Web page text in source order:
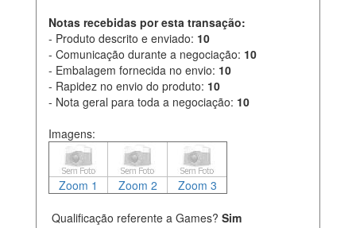
Notas recebidas por esta transação:
- Produto descrito e enviado: 10
- Comunicação durante a negociação: 10
- Embalagem fornecida no envio: 10
- Rapidez no envio do produto: 10
- Nota geral para toda a negociação: 10
Imagens:
Zoom 1 Zoom 2 Zoom 3
Qualificação referente a Games? Sim